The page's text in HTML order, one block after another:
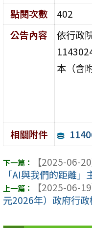
點閱次數
402
公告內容
依行政
本（含
相關附件
【2025-06-20
「AI與我們的距離
【2025-06-19
元2026年）政府行